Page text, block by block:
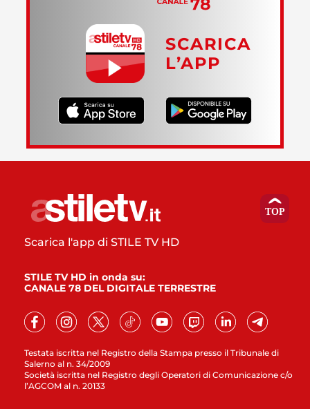
SCARICA
L’APP
Testata iscritta nel Registro della Stampa presso il Tribunale di
Salerno al n. 34/2009
Società iscritta nel Registro degli Operatori di Comunicazione c/o
l’AGCOM al n. 20133
Scarica l'app di STILE TV HD
STILE TV HD in onda su:
CANALE 78 DEL DIGITALE TERRESTRE